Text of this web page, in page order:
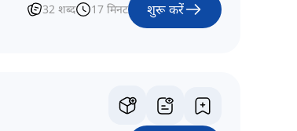
32 शब्द 17 मिनट शुरू करें